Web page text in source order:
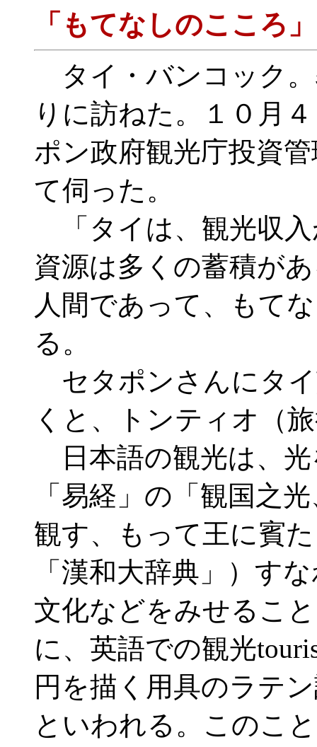
「もてなしのこころ」
タイ・バンコック
りに訪ねた。１０月
ポン政府観光庁投資
て伺った。
「タイは、観光収
資源は多くの蓄積が
人間であって、もて
る。
セタポンさんにタ
くと、トンティオ（
日本語の観光は、
「易経」の「観国之
観す、もって王に賓
「漢和大辞典」）す
文化などをみせるこ
に、英語での観光
円を描く用具のラテ
といわれる。このこ